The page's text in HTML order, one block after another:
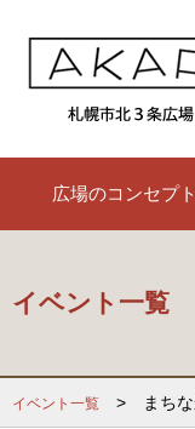
広場のコンセプ
イベント一覧
イベント一覧 > まちな